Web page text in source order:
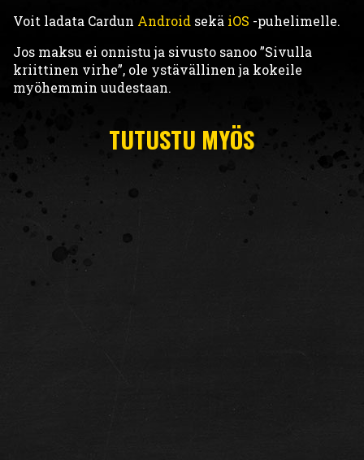
Voit ladata Cardun Android sekä iOS -puhelimelle.
Jos maksu ei onnistu ja sivusto sanoo ”Sivulla
kriittinen virhe”, ole ystävällinen ja kokeile
myöhemmin uudestaan.
TUTUSTU MYÖS